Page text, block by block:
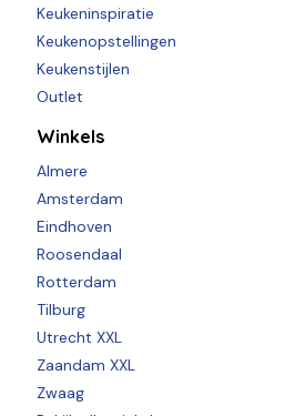
Keukeninspiratie
Keukenopstellingen
Keukenstijlen
Outlet
Winkels
Almere
Amsterdam
Eindhoven
Roosendaal
Rotterdam
Tilburg
Utrecht XXL
Zaandam XXL
Zwaag